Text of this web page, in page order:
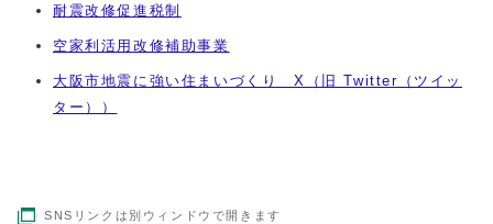
耐震改修促進税制
空家利活用改修補助事業
大阪市地震に強い住まいづくり X（旧 Twitter（ツイッ
ター））
SNSリンクは別ウィンドウで開きます